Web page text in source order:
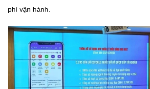
phí vận hành.